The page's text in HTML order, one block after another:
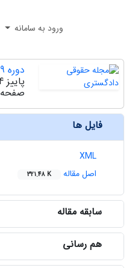
ورود به سامانه
دوره 89، شماره 131
پاییز 1404
صفحه
فایل ها
XML
اصل مقاله
321.48 K
سابقه مقاله
هم رسانی